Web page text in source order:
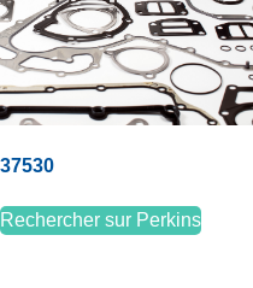
37530
Rechercher sur Perkins